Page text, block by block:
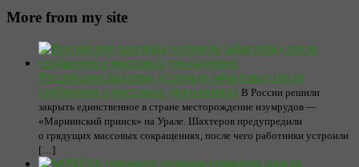
More from my site
Российские шахтеры устроили забастовку после
сообщения о массовых увольнениях В России решили
закрыть единственное в стране месторождение изумрудов —
«Мариинский прииск» на Урале. Шахтеров предупредили
о грядущих массовых сокращениях, после чего работники устроили
[…]